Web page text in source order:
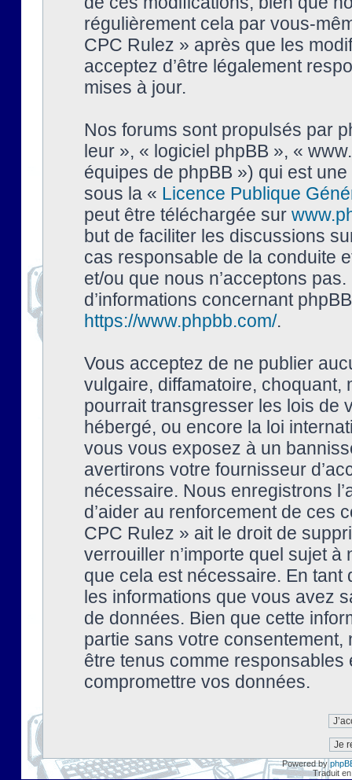
régulièrement cela par vous-
CPC Rulez » après que les
acceptez d’être légalement
mises à jour.
Nos forums sont propulsés par
leur », « logiciel phpBB », «
équipes de phpBB ») qui est
sous la « Licence Publique
peut être téléchargée sur
but de faciliter les discussions
cas responsable de la conduite
et/ou que nous n’acceptons
d’informations concernant
https://www.phpbb.com/.
Vous acceptez de ne publier
vulgaire, diffamatoire, choquant,
pourrait transgresser les lois de
hébergé, ou encore la loi
vous vous exposez à un
avertirons votre fournisseur
nécessaire. Nous enregistrons
d’aider au renforcement de ces
CPC Rulez » ait le droit de
verrouiller n’importe quel sujet à
que cela est nécessaire. En tant
les informations que vous avez
de données. Bien que cette
partie sans votre
être tenus comme
compromettre vos données.
Powered by
Traduit